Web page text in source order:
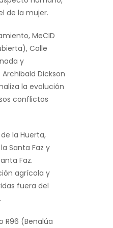
de la mujer.
MeCID
Calle
y
Dickson
la evolución
conflictos
la Huerta,
Santa Faz y
Faz.
agrícola y
fuera del
R96 (Benalúa